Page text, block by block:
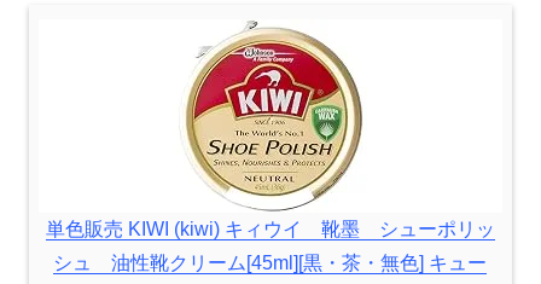
単色販売 KIWI (kiwi) キィウイ 靴墨 シューポリッ
シュ 油性靴クリーム[45ml][黒・茶・無色] キュー